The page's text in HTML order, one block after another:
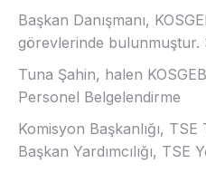
Başkan Danışmanı,
görevlerinde bulunmuştur.
Tuna Şahin, halen
Personel Belgelendirme
Komisyon Başkanlığı, TSE
Başkan Yardımcılığı, TSE